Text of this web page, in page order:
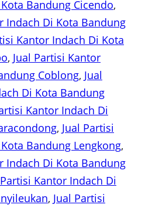
Bandung Cicendo
Indach Di Kota Bandung
Kantor Indach Di Kota
, Jual Partisi Kantor
Coblong, Jual
Di Kota Bandung
Kantor Indach Di
, Jual Partisi
Bandung Lengkong
Indach Di Kota Bandung
Kantor Indach Di
, Jual Partisi